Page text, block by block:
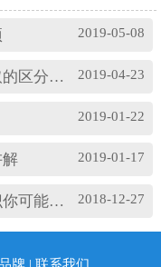
造成温度过高的原因主要
过松；(4)润滑油有杂质；
耐高温轴承出现异常振...
2019-05-08
2019-04-23
低速轴承
2019-01-22
2019-01-17
2018-12-27
忽略了
牌 |联系我们